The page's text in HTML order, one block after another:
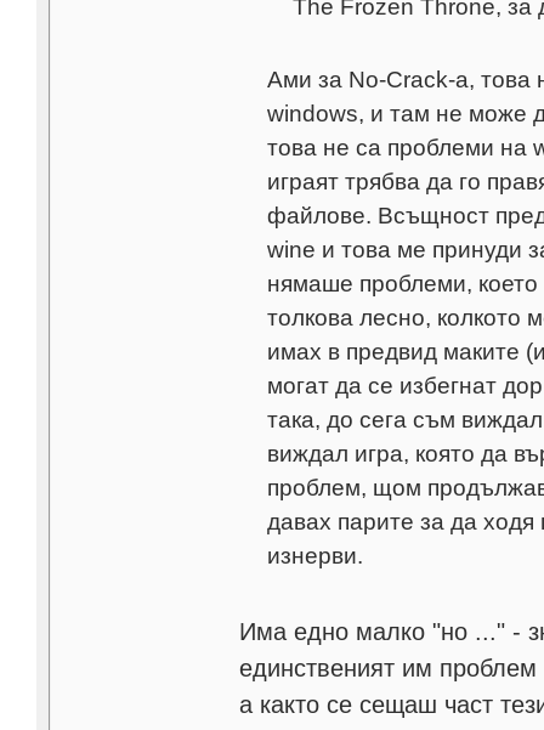
The Frozen Throne, за
Ами за No-Crack-а, това
windows, и там не може
това не са проблеми на
играят трябва да го
файлове. Всъщност
wine и това ме принуди
нямаше проблеми,
толкова лесно, колкото
имах в предвид маките
могат да се избегнат
така, до сега съм
виждал игра, която да
проблем, щом
давах парите за да
изнерви.
Има едно малко "но ..." -
единственият им
а както се сещаш част